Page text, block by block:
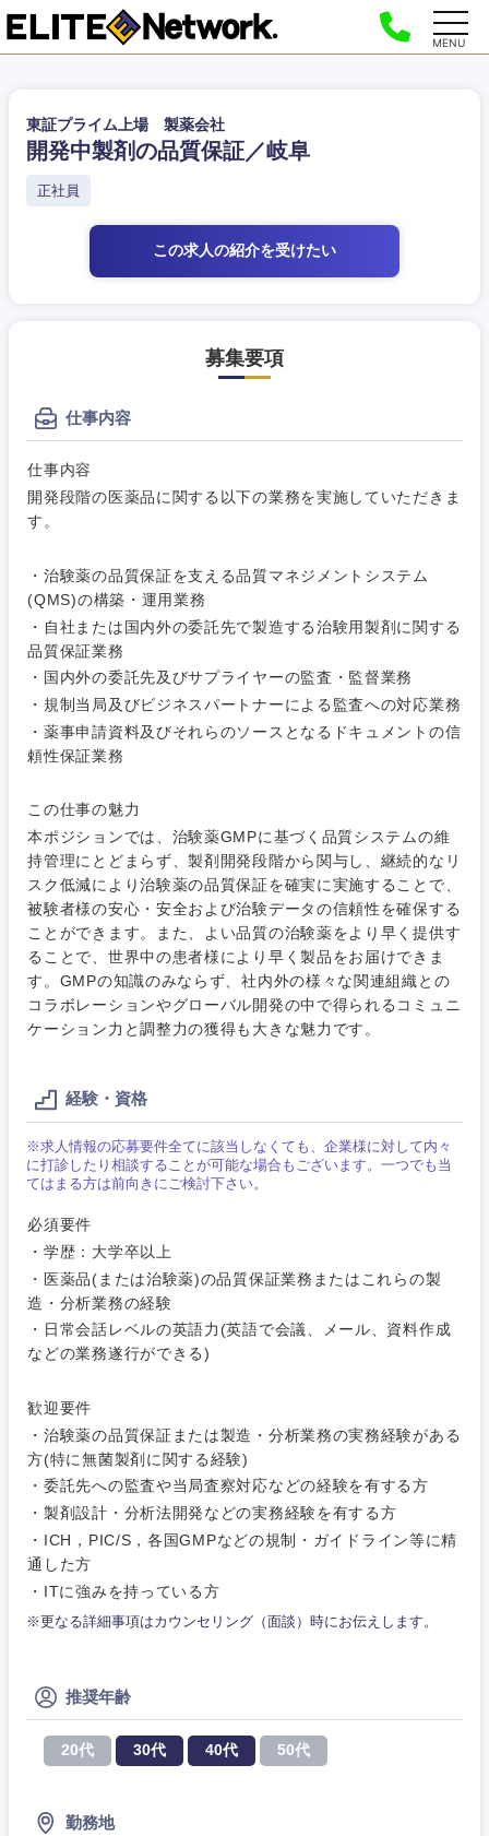
MENU
東証プライム上場 製薬会社
開発中製剤の品質保証／岐阜
正社員
この求人の紹介を受けたい
募集要項
仕事内容
仕事内容
開発段階の医薬品に関する以下の業務を実施していただきま
す。
・治験薬の品質保証を支える品質マネジメントシステム
(QMS)の構築・運用業務
・自社または国内外の委託先で製造する治験用製剤に関する
品質保証業務
・国内外の委託先及びサプライヤーの監査・監督業務
・規制当局及びビジネスパートナーによる監査への対応業務
・薬事申請資料及びそれらのソースとなるドキュメントの信
頼性保証業務
この仕事の魅力
本ポジションでは、治験薬GMPに基づく品質システムの維
持管理にとどまらず、製剤開発段階から関与し、継続的なリ
スク低減により治験薬の品質保証を確実に実施することで、
被験者様の安心・安全および治験データの信頼性を確保する
ことができます。また、よい品質の治験薬をより早く提供す
ることで、世界中の患者様により早く製品をお届けできま
す。GMPの知識のみならず、社内外の様々な関連組織との
コラボレーションやグローバル開発の中で得られるコミュニ
ケーション力と調整力の獲得も大きな魅力です。
経験・資格
※求人情報の応募要件全てに該当しなくても、企業様に対して内々
に打診したり相談することが可能な場合もございます。一つでも当
てはまる方は前向きにご検討下さい。
必須要件
・学歴：大学卒以上
・医薬品(または治験薬)の品質保証業務またはこれらの製
造・分析業務の経験
・日常会話レベルの英語力(英語で会議、メール、資料作成
などの業務遂行ができる)
歓迎要件
・治験薬の品質保証または製造・分析業務の実務経験がある
方(特に無菌製剤に関する経験)
・委託先への監査や当局査察対応などの経験を有する方
・製剤設計・分析法開発などの実務経験を有する方
・ICH，PIC/S，各国GMPなどの規制・ガイドライン等に精
通した方
・ITに強みを持っている方
※更なる詳細事項はカウンセリング（面談）時にお伝えします。
推奨年齢
20代 30代 40代 50代
勤務地
経営企
画・事業
企画
経営ボー
ド
SCM
人事
マーケテ
ィング
営業
クリエイ
ティブ
タント
専門職
技術職
（IT）、
ビス・制
作、ゲー
ム
技術職
（モノづ
くり）
金融専門
職
ル
不動産専
門職
建設・施
すべての経営企画・事業企
事業企画・事業開発
新規事業企画・立上げ
M&A・事業投資
経営企画
政策渉外
経営企画・事業企画
経営ボード
管理
人事
マーケティング
営業
サービス
コンサルタント
専門職
金融専門職
不動産専門職
建設・施工管理
事務職
その他
商社・卸
エネルギー・資源・環境
自動車・機械・船舶
電気・電子・半導体
素材・化学・金属
食品・化粧品・アパレル・消費財
メディカル・ヘルスケア・ライフサイエンス
建設・不動産
小売・通販・外食
IT・通信
コンサル・シンクタンク
広告・宣伝・印刷
マスメディア
北海道・東北地方
北海道 青森県
秋田県 岩手県
福島県
茨城県 栃木県
群馬県 埼玉県
千葉県
希望年収
推奨年齢
20代 30代
フリーワード
こだわり条件を入力ください
急募 第二新卒
外資系企業 英語を活かす
フルリモート
年間休日120日以
完全週休2日制